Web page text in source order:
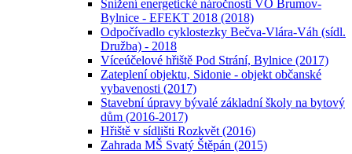
Snížení energetické náročnosti VO Brumov-
Bylnice - EFEKT 2018 (2018)
Odpočívadlo cyklostezky Bečva-Vlára-Váh (sídl.
Družba) - 2018
Víceúčelové hřiště Pod Strání, Bylnice (2017)
Zateplení objektu, Sidonie - objekt občanské
vybavenosti (2017)
Stavební úpravy bývalé základní školy na bytový
dům (2016-2017)
Hřiště v sídlišti Rozkvět (2016)
Zahrada MŠ Svatý Štěpán (2015)